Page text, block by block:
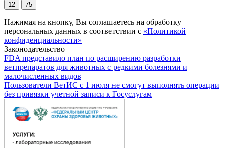
12 75
Нажимая на кнопку, Вы соглашаетесь на обработку
персональных данных в соответствии с «Политикой
конфиденциальности»
Законодательство
FDA представило план по расширению разработки
ветпрепаратов для животных с редкими болезнями и
малочисленных видов
Пользователи ВетИС с 1 июля не смогут выполнять операции
без привязки учетной записи к Госуслугам